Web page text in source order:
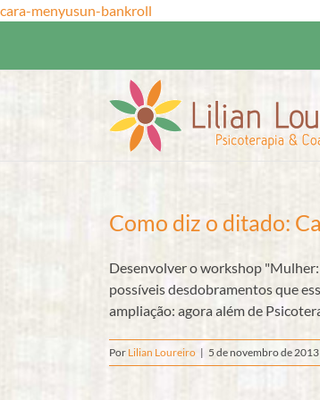
cara-menyusun-bankroll
conteúdo
Como diz o ditado:
Desenvolver o workshop
possíveis desdobramentos que
ampliação: agora além de
Por Lilian Loureiro | 5 de novembro de 2013